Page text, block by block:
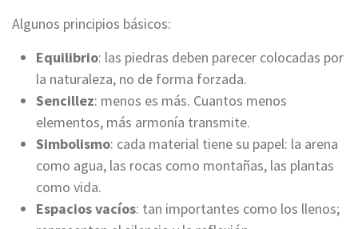
Algunos principios básicos:
Equilibrio: las piedras deben parecer colocadas por
la naturaleza, no de forma forzada.
Sencillez: menos es más. Cuantos menos
elementos, más armonía transmite.
Simbolismo: cada material tiene su papel: la arena
como agua, las rocas como montañas, las plantas
como vida.
Espacios vacíos: tan importantes como los llenos;